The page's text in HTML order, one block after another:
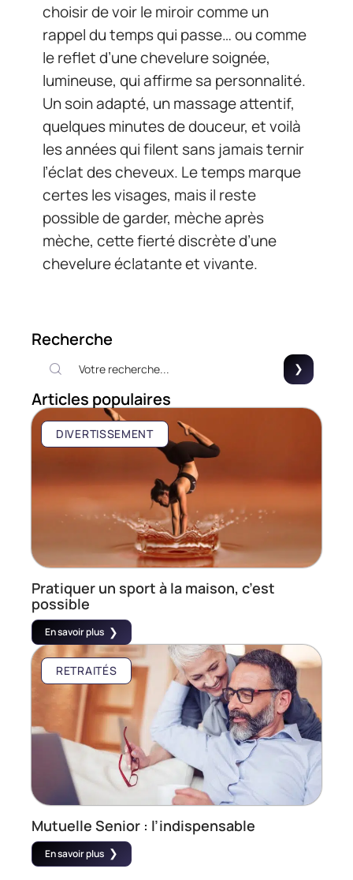
choisir de voir le miroir comme un
rappel du temps qui passe… ou comme
le reflet d’une chevelure soignée,
lumineuse, qui affirme sa personnalité.
Un soin adapté, un massage attentif,
quelques minutes de douceur, et voilà
les années qui filent sans jamais ternir
l’éclat des cheveux. Le temps marque
certes les visages, mais il reste
possible de garder, mèche après
mèche, cette fierté discrète d’une
chevelure éclatante et vivante.
Recherche
Articles populaires
DIVERTISSEMENT
Pratiquer un sport à la maison, c’est
possible
En savoir plus
RETRAITÉS
Mutuelle Senior : l’indispensable
En savoir plus